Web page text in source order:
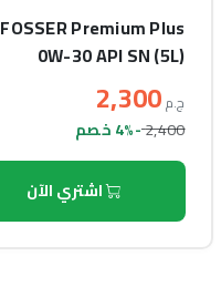
FOSSER Premium Plus
0W-30 API SN (5L)
ج.م2,300
2,400-4% خصم
اشتري الآن